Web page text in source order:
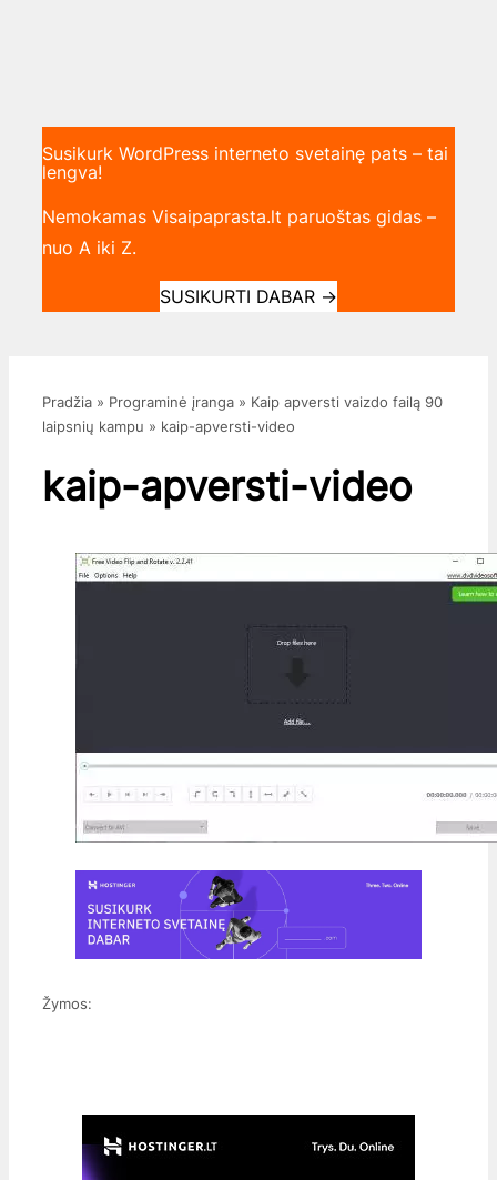
Susikurk WordPress interneto svetainę pats – tai
lengva!
Nemokamas Visaipaprasta.lt paruoštas gidas –
nuo A iki Z.
SUSIKURTI DABAR →
Pradžia » Programinė įranga » Kaip apversti vaizdo failą 90
laipsnių kampu » kaip-apversti-video
kaip-apversti-video
Žymos: